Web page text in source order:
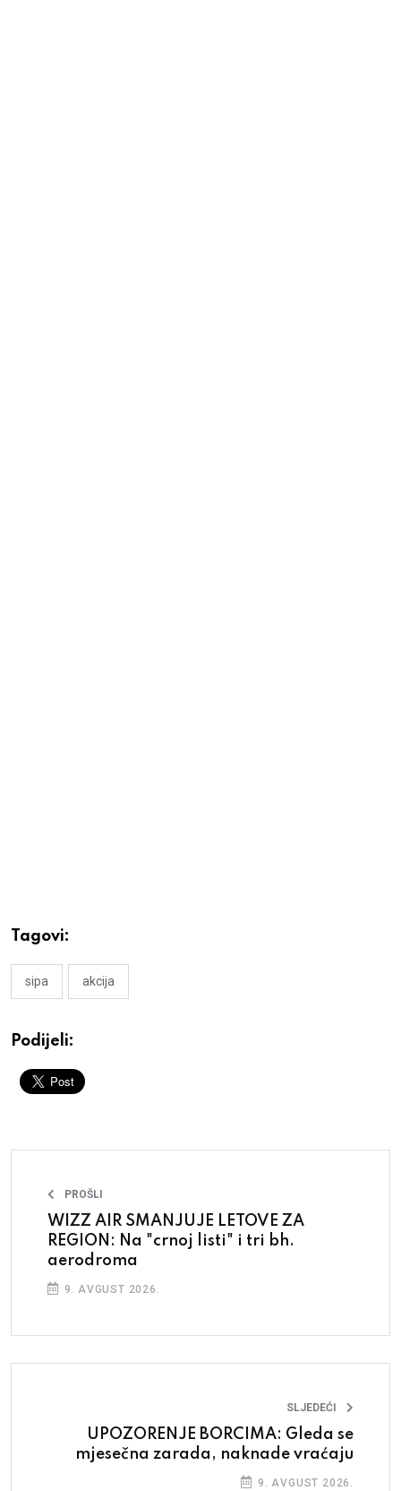
Tagovi:
sipa akcija
Podijeli:
PROŠLI
WIZZ AIR SMANJUJE LETOVE ZA
REGION: Na "crnoj listi" i tri bh.
aerodroma
9. AVGUST 2026.
SLJEDEĆI
UPOZORENJE BORCIMA: Gleda se
mjesečna zarada, naknade vraćaju
9. AVGUST 2026.